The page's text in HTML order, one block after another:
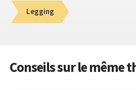
Legging
Conseils sur le même